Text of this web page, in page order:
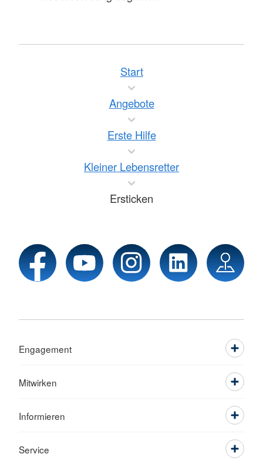
Start
Angebote
Erste Hilfe
Kleiner Lebensretter
Ersticken
Engagement
Mitwirken
Informieren
Service